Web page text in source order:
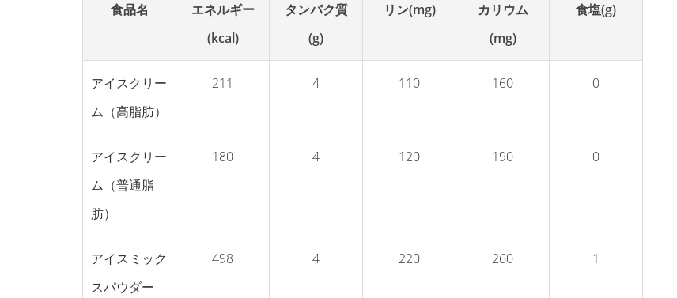
食品名
エネルギー
(kcal)
タンパク質
(g)
リン(mg)
カリウム
(mg)
食塩(g)
アイスクリー
ム（高脂肪）
211 4 110 160 0
アイスクリー
ム（普通脂
肪）
180 4 120 190 0
アイスミック
スパウダー
498 4 220 260 1